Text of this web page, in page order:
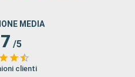
MEDIA
/5
clienti